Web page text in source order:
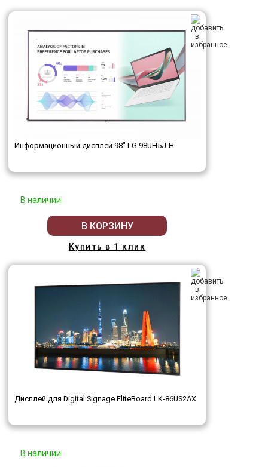
Информационный дисплей 98" LG 98UH5J-H
В наличии
В КОРЗИНУ
Купить в 1 клик
Дисплей для Digital Signage EliteBoard LK-86US2AX
В наличии